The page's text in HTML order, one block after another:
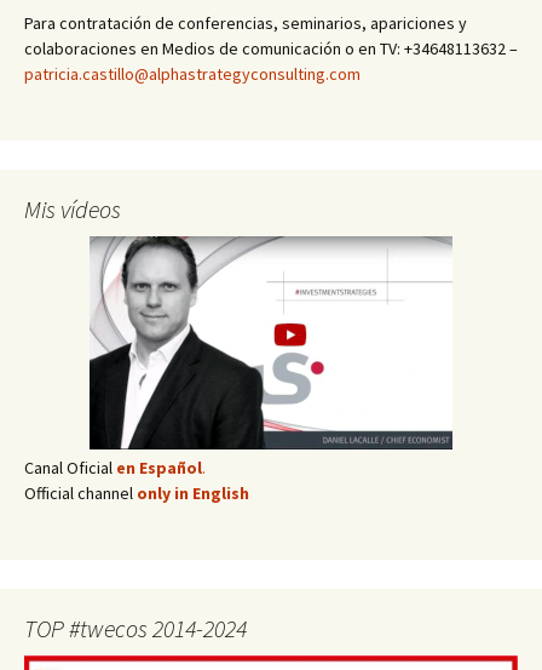
Para contratación de conferencias, seminarios, apariciones y
colaboraciones en Medios de comunicación o en TV: +34648113632 –
patricia.castillo@alphastrategyconsulting.com
Mis vídeos
Canal Oficial en Español.
Official channel only in English
TOP #twecos 2014-2024